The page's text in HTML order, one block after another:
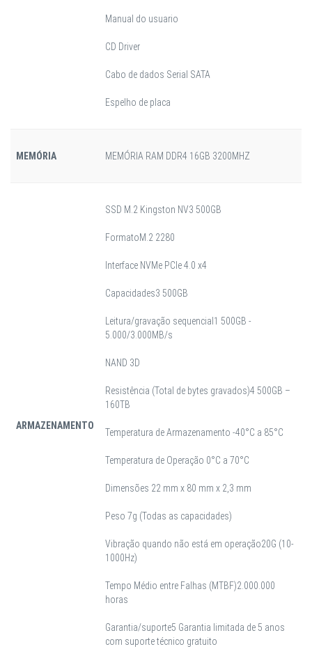
Manual do usuario
CD Driver
Cabo de dados Serial SATA
Espelho de placa
MEMÓRIA MEMÓRIA RAM DDR4 16GB 3200MHZ
ARMAZENAMENTO
SSD M.2 Kingston NV3 500GB
FormatoM.2 2280
Interface NVMe PCIe 4.0 x4
Capacidades3 500GB
Leitura/gravação sequencial1 500GB -
5.000/3.000MB/s
NAND 3D
Resistência (Total de bytes gravados)4 500GB –
160TB
Temperatura de Armazenamento -40°C a 85°C
Temperatura de Operação 0°C a 70°C
Dimensões 22 mm x 80 mm x 2,3 mm
Peso 7g (Todas as capacidades)
Vibração quando não está em operação20G (10-
1000Hz)
Tempo Médio entre Falhas (MTBF)2.000.000
horas
Garantia/suporte5 Garantia limitada de 5 anos
com suporte técnico gratuito